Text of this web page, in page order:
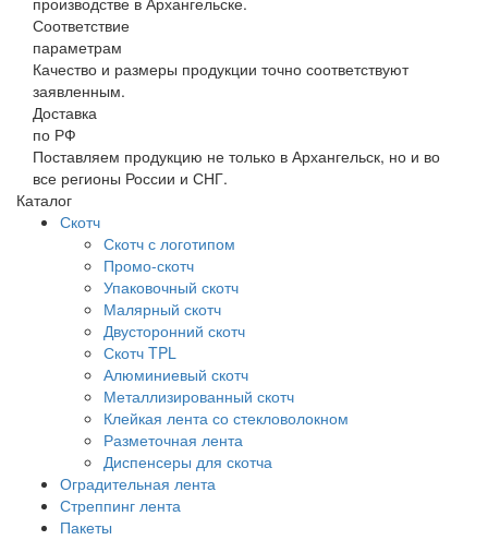
Соответствие
параметрам
Качество и размеры продукции точно соответствуют
заявленным.
Доставка
по РФ
Поставляем продукцию не только в Архангельск, но и во
все регионы России и СНГ.
Каталог
Скотч
Скотч с логотипом
Промо-скотч
Упаковочный скотч
Малярный скотч
Двусторонний скотч
Скотч TPL
Алюминиевый скотч
Металлизированный скотч
Клейкая лента со стекловолокном
Разметочная лента
Диспенсеры для скотча
Оградительная лента
Стреппинг лента
Пакеты